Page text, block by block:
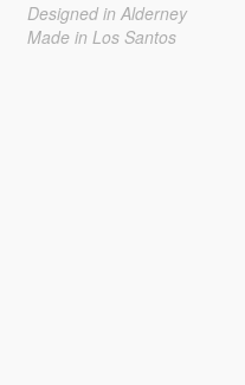
Designed in Alderney
Made in Los Santos